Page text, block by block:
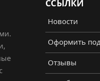
ССЫЛКИ
Новости
Оформить
Отзывы